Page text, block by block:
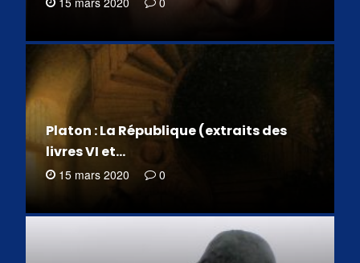
Platon : La République (extraits des
livres VI et…
15 mars 2020 0